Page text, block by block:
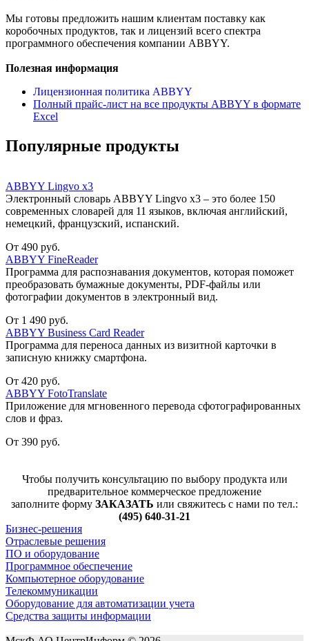
Мы готовы предложить нашим клиентам поставку как
коробочных продуктов, так и лицензий всего спектра
программного обеспечения компании ABBYY.
Полезная информация
Лицензионная политика ABBYY
Полный прайс-лист на все продукты ABBYY в формате
Excel
Популярные продукты
ABBYY Lingvo x3
Электронный словарь ABBYY Lingvo x3 – это более 150
современных словарей для 11 языков, включая английский,
немецкий, французский, испанский.
От 490 руб.
ABBYY FineReader
Программа для распознавания документов, которая поможет
преобразовать бумажные документы, PDF-файлы или
фотографии документов в электронный вид.
От 1 490 руб.
ABBYY Business Card Reader
Программа для переноса данных из визитной карточки в
записную книжку смартфона.
От 420 руб.
ABBYY FotoTranslate
Приложение для мгновенного перевода сфотографированных
слов и фраз.
От 390 руб.
Чтобы получить консультацию по выбору продукта или
предварительное коммерческое предложение
заполните форму ЗАКАЗАТЬ или свяжитесь с нами по тел.:
(495) 640-31-21
Бизнес-решения
Отраслевые решения
ПО и оборудование
Программное обеспечение
Компьютерное оборудование
Телекоммуникации
Оборудование для автоматизации учета
Средства защиты информации